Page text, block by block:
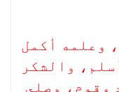
وعلمه أكمل
والشكر
وقوم، وصلى